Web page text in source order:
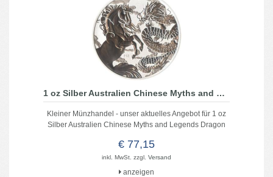
1 oz Silber Australien Chinese Myths and Legends Dragon and Horse 2026
Kleiner Münzhandel - unser aktuelles Angebot für 1 oz
Silber Australien Chinese Myths and Legends Dragon
€ 77,15
anzeigen
inkl. MwSt. zzgl. Versand